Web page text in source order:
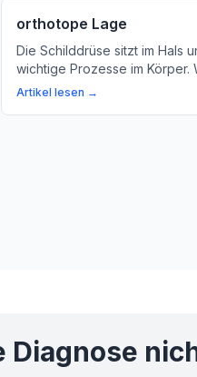
orthotope Lage
Die Schilddrüse sitzt im Hals
wichtige Prozesse im Körper.
was die orthotope Lage
Artikel lesen →
Diagnose